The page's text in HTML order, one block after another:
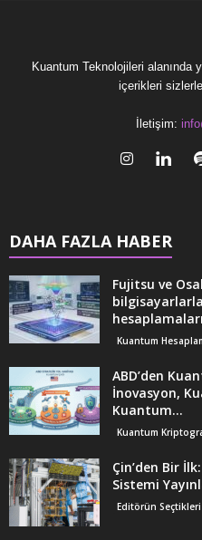
Kuantum Teknolojileri alanında
içerikleri
İletişim:
DAHA FAZLA HABER
Fujitsu ve
Kuantum
ABD’den
İnovasyon,
Kuantum...
Kuantum
Çin’den Bir
Sistemi
Editörün Seçtikleri